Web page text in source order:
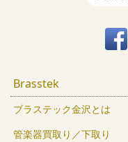
Brasstek
ブラステック金沢とは
管楽器買取り／下取り